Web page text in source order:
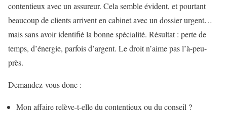
contentieux avec un assureur. Cela semble évident, et pourtant
beaucoup de clients arrivent en cabinet avec un dossier urgent…
mais sans avoir identifié la bonne spécialité. Résultat : perte de
temps, d’énergie, parfois d’argent. Le droit n’aime pas l’à-peu-
près.
Demandez-vous donc :
Mon affaire relève-t-elle du contentieux ou du conseil ?